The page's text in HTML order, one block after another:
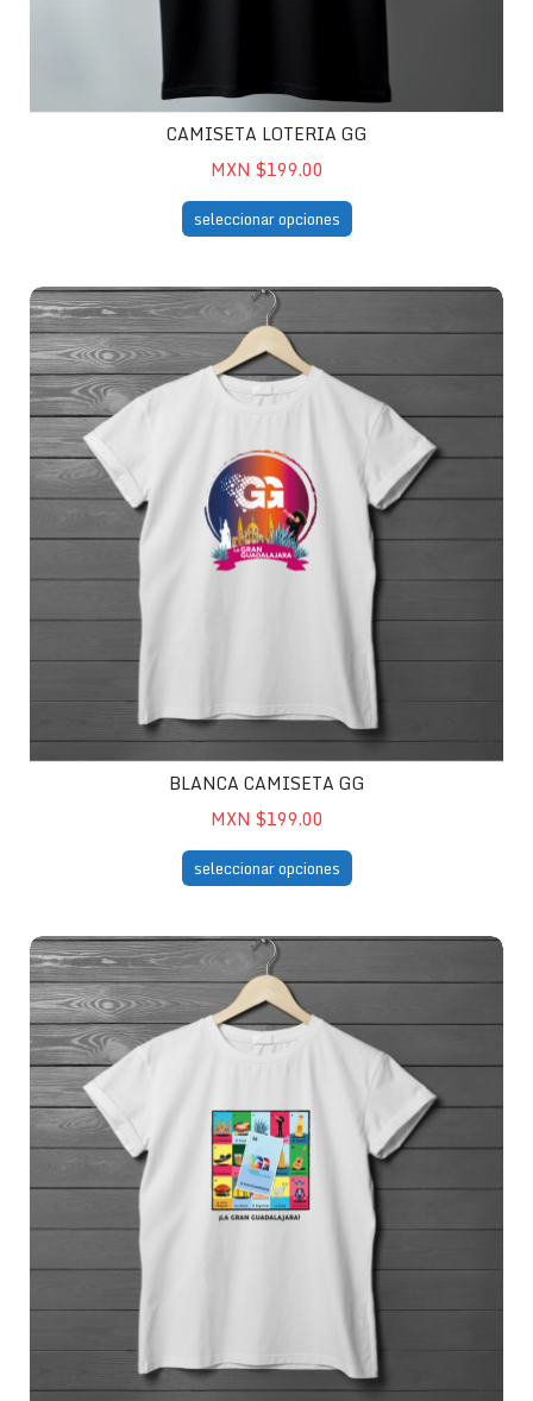
CAMISETA LOTERIA GG
MXN $199.00
seleccionar opciones
Blanca Camiseta GG
BLANCA CAMISETA GG
MXN $199.00
seleccionar opciones
Blanca Camiseta Loteria GG